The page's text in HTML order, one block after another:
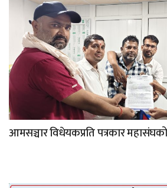
आमसञ्चार विधेयकप्रति पत्रकार